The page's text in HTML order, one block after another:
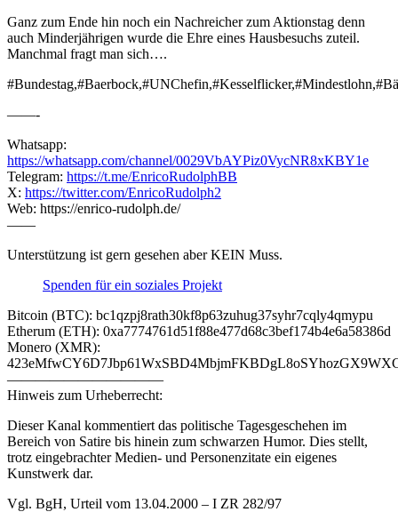
Ganz zum Ende hin noch ein Nachreicher zum Aktionstag denn
auch Minderjährigen wurde die Ehre eines Hausbesuchs zuteil.
Manchmal fragt man sich….
——-
Whatsapp:
https://whatsapp.com/channel/0029VbAYPiz0VycNR8xKBY1e
Telegram: https://t.me/EnricoRudolphBB
X: https://twitter.com/EnricoRudolph2
Web: https://enrico-rudolph.de/
——
Unterstützung ist gern gesehen aber KEIN Muss.
Spenden für ein soziales Projekt
Bitcoin (BTC): bc1qzpj8rath30kf8p63zuhug37syhr7cqly4qmypu
Etherum (ETH): 0xa7774761d51f88e477d68c3bef174b4e6a58386d
Monero (XMR):
———————————
Hinweis zum Urheberrecht:
Dieser Kanal kommentiert das politische Tagesgeschehen im
Bereich von Satire bis hinein zum schwarzen Humor. Dies stellt,
trotz eingebrachter Medien- und Personenzitate ein eigenes
Kunstwerk dar.
Vgl. BgH, Urteil vom 13.04.2000 – I ZR 282/97